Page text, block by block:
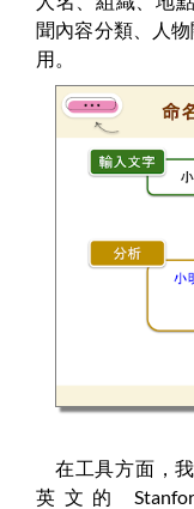
聞內容分類、人
用。
在工具方面，
英文的